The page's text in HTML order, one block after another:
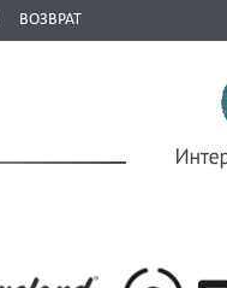
ВОЗВРАТ